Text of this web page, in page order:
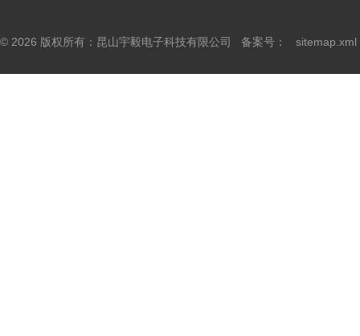
© 2026 版权所有：昆山宇毅电子科技有限公司 备案号： sitemap.xml